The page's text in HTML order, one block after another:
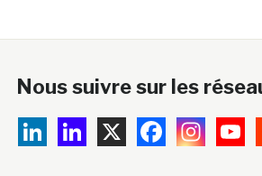
Nous suivre sur les